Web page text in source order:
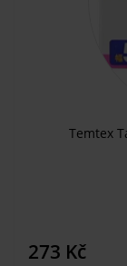
Temtex
273 Kč